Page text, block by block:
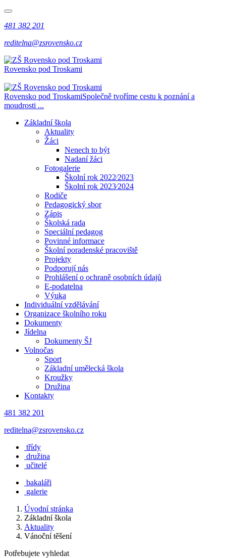
481 382 201
reditelna@zsrovensko.cz
Rovensko pod Troskami
Rovensko pod TroskamiSpolečně tvoříme cestu k poznání a
moudrosti ...
Základní škola
Aktuality
Žáci
Nenech to být
Nadaní žáci
Fotogalerie
Školní rok 2022⁄2023
Školní rok 2023⁄2024
Rodiče
Pedagogický sbor
Zápis
Školská rada
Speciální pedagog
Povinné informace
Školní poradenské pracoviště
Projekty
Podporují nás
Prohlášení o ochraně osobních údajů
E-podatelna
Výuka
Individuální vzdělávání
Organizace školního roku
Dokumenty
Jídelna
Dokumenty ŠJ
Volnočas
Sport
Základní umělecká škola
Kroužky
Družina
Kontakty
481 382 201
reditelna@zsrovensko.cz
třídy
družina
učitelé
bakaláři
galerie
Úvodní stránka
Základní škola
Aktuality
Vánoční těšení
Potřebujete vyhledat